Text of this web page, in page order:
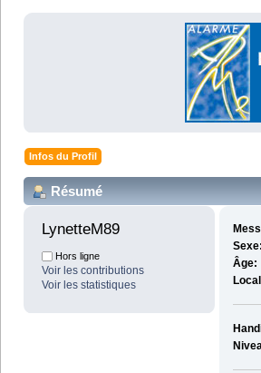
Infos du Profil
Résumé
LynetteM89
Hors ligne
Voir les contributions
Voir les statistiques
Sexe:
Âge: